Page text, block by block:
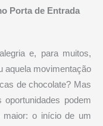
Porta de Entrada
e, para muitos,
aquela movimentação
de chocolate? Mas
podem
maior: o início de um